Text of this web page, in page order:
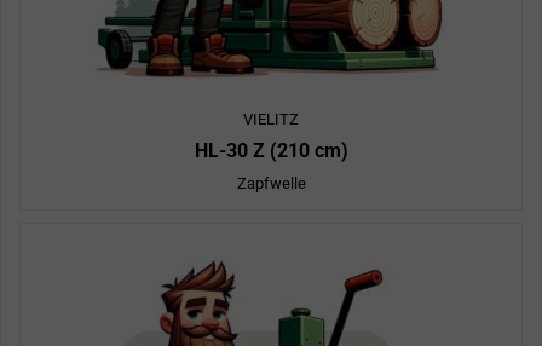
VIELITZ
HL-30 Z (210 cm)
Zapfwelle